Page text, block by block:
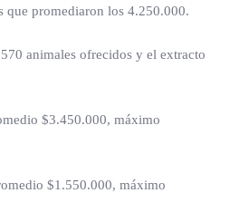
que promediaron los 4.250.000.
animales ofrecidos y el extracto
$3.450.000, máximo
$1.550.000, máximo